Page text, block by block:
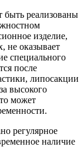
быть реализованы
изделие,
не оказывает
специального
после
липосакции
высокого
может
регулярное
наличие